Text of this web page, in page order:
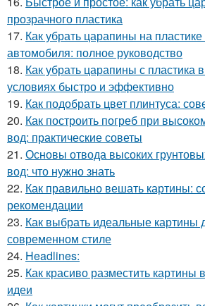
прозрачного пластика
17. Как убрать царапины на
автомобиля: полное руководство
18. Как убрать царапины с пластика
условиях быстро и эффективно
19. Как подобрать цвет плинтуса:
20. Как построить погреб при
вод: практические советы
21. Основы отвода высоких
вод: что нужно знать
22. Как правильно вешать картины:
рекомендации
23. Как выбрать идеальные картины
современном стиле
24. Headlines:
25. Как красиво разместить картины
идеи